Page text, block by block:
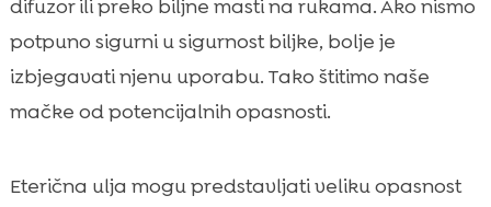
difuzor ili preko biljne masti na rukama. Ako nismo
potpuno sigurni u sigurnost biljke, bolje je
izbjegavati njenu uporabu. Tako štitimo naše
mačke od potencijalnih opasnosti.
Eterična ulja mogu predstavljati veliku opasnost